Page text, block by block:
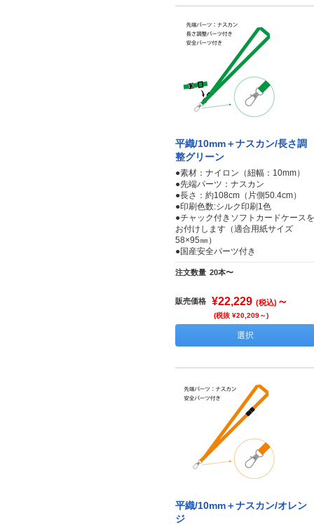
平織/10mm＋ナスカン/長さ調
整グリーン
●素材：ナイロン（紐幅：10mm）
●先端パーツ：ナスカン
●長さ：約108cm（片側50.4cm）
●印刷色数:シルク印刷1色
●チャック付きソフトカードケースを
お付けします（適合用紙サイズ
58×95㎜）
●国産安全パーツ付き
注文数量 20本〜
販売価格 ¥22,229 (税込) ～
(税抜 ¥20,209～)
選択
平織/10mm＋ナスカン/オレン
ジ